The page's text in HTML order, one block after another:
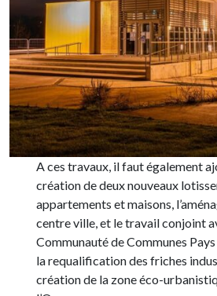
A ces travaux, il faut également
création de deux nouveaux
appartements et maisons,
centre ville, et le travail conjoint
Communauté de Communes
la requalification des friches
création de la zone éco-